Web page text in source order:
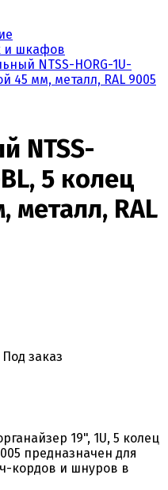
и шкафов
NTSS-HORG-1U-
45 мм, металл, RAL 9005
NTSS-
5 колец
металл, RAL
Под заказ
19", 1U, 5 колец
предназначен для
кордов и шнуров в